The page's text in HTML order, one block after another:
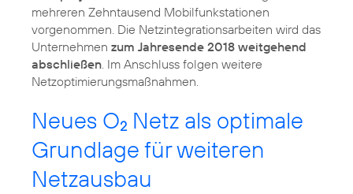
mehreren Zehntausend Mobilfunkstationen
vorgenommen. Die Netzintegrationsarbeiten wird das
Unternehmen zum Jahresende 2018 weitgehend
abschließen . Im Anschluss folgen weitere
Netzoptimierungsmaßnahmen.
Neues O2 Netz als optimale
Grundlage für weiteren
Netzausbau